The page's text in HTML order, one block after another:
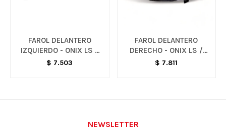
FAROL DELANTERO
IZQUIERDO - ONIX LS /
ONIX LT
$ 7.503
FAROL DELANTERO
DERECHO - ONIX LS /
ONIX LT
$ 7.811
NEWSLETTER